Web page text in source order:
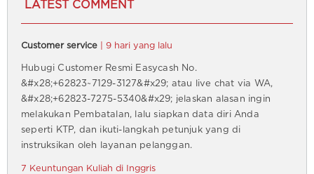
LATEST COMMENT
Customer service | 9 hari yang lalu
Hubugi Customer Resmi Easycash No.
&#x28;+62823~7129-3127&#x29; atau live chat via WA,
&#x28;+62823-7275-5340&#x29; jelaskan alasan ingin
melakukan Pembatalan, lalu siapkan data diri Anda
seperti KTP, dan ikuti-langkah petunjuk yang di
instruksikan oleh layanan pelanggan.
7 Keuntungan Kuliah di Inggris